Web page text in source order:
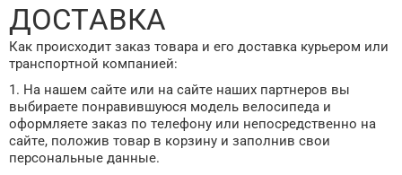
ДОСТАВКА
Как происходит заказ товара и его доставка курьером или
транспортной компанией:
1. На нашем сайте или на сайте наших партнеров вы
выбираете понравившуюся модель велосипеда и
оформляете заказ по телефону или непосредственно на
сайте, положив товар в корзину и заполнив свои
персональные данные.